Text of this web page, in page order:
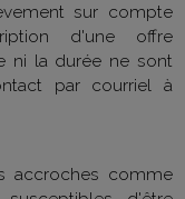
sur compte
d'une offre
ni la durée ne sont
par courriel à
accroches comme